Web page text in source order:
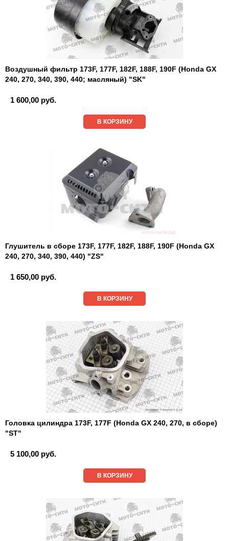
Воздушный фильтр 173F, 177F, 182F, 188F, 190F (Honda GX
240, 270, 340, 390, 440; масляный) "SK"
1 600,00 руб.
В КОРЗИНУ
Глушитель в сборе 173F, 177F, 182F, 188F, 190F (Honda GX
240, 270, 340, 390, 440) "ZS"
1 650,00 руб.
В КОРЗИНУ
Головка цилиндра 173F, 177F (Honda GX 240, 270, в сборе)
"ST"
5 100,00 руб.
В КОРЗИНУ